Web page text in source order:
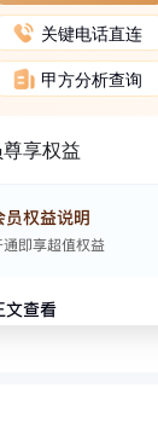
关键电话直连
甲方分析查询
享权益